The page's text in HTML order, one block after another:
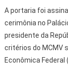
A portaria foi
cerimônia no
presidente da
critérios do MCMV
Econômica Federal